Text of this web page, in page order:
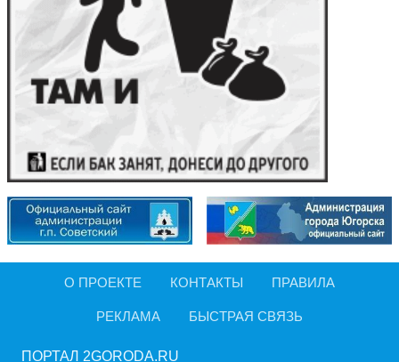
О ПРОЕКТЕ КОНТАКТЫ ПРАВИЛА
РЕКЛАМА БЫСТРАЯ СВЯЗЬ
ПОРТАЛ 2GORODA.RU